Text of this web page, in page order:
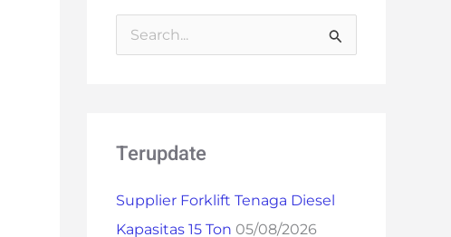
Terupdate
Supplier Forklift Tenaga Diesel
Kapasitas 15 Ton 05/08/2026